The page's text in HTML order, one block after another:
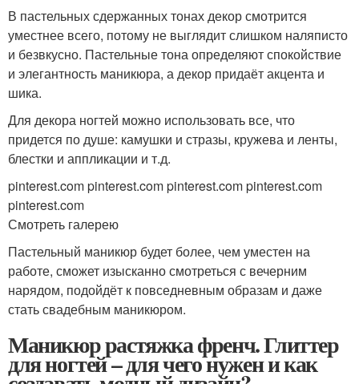
В пастельных сдержанных тонах декор смотрится
уместнее всего, потому не выглядит слишком наляписто
и безвкусно. Пастельные тона определяют спокойствие
и элегантность маникюра, а декор придаёт акцента и
шика.
Для декора ногтей можно использовать все, что
придется по душе: камушки и стразы, кружева и ленты,
блестки и аппликации и т.д.
pinterest.com pinterest.com pinterest.com pinterest.com
pinterest.com
Смотреть галерею
Пастельный маникюр будет более, чем уместен на
работе, сможет изысканно смотреться с вечерним
нарядом, подойдёт к повседневным образам и даже
стать свадебным маникюром.
Маникюр растяжка френч. Глиттер
для ногтей – для чего нужен и как